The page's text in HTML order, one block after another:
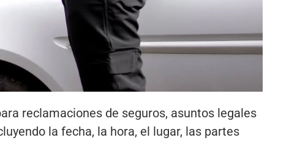
reclamaciones de seguros, asuntos legales
la fecha, la hora, el lugar, las partes